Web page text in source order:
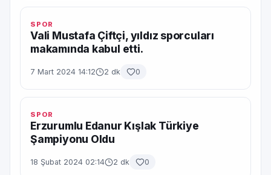
SPOR
Vali Mustafa Çiftçi, yıldız sporcuları
makamında kabul etti.
7 Mart 2024 14:12 2 dk 0
SPOR
Erzurumlu Edanur Kışlak Türkiye
Şampiyonu Oldu
18 Şubat 2024 02:14 2 dk 0